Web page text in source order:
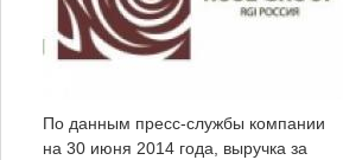
По данным пресс-службы компании
на 30 июня 2014 года, выручка за